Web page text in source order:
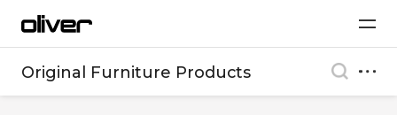
Original Furniture Products